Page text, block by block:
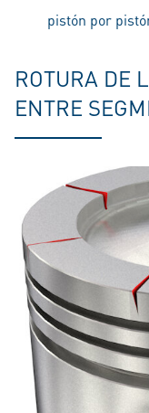
pistón por
ROTURA DE
ENTRE